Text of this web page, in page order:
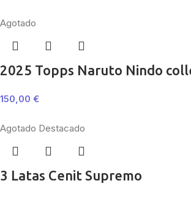
Agotado
2025 Topps Naruto Nindo
150,00 €
Agotado Destacado
3 Latas Cenit Supremo